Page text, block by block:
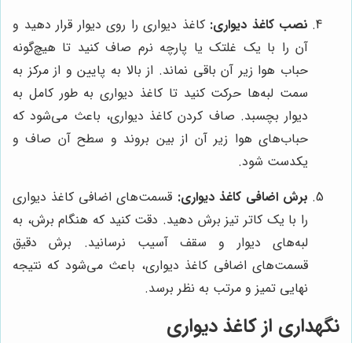
نصب کاغذ دیواری: کاغذ دیواری را روی دیوار قرار دهید و
آن را با یک غلتک یا پارچه نرم صاف کنید تا هیچ‌گونه
حباب هوا زیر آن باقی نماند. از بالا به پایین و از مرکز به
سمت لبه‌ها حرکت کنید تا کاغذ دیواری به طور کامل به
دیوار بچسبد. صاف کردن کاغذ دیواری، باعث می‌شود که
حباب‌های هوا زیر آن از بین بروند و سطح آن صاف و
یکدست شود.
برش اضافی کاغذ دیواری: قسمت‌های اضافی کاغذ دیواری
را با یک کاتر تیز برش دهید. دقت کنید که هنگام برش، به
لبه‌های دیوار و سقف آسیب نرسانید. برش دقیق
قسمت‌های اضافی کاغذ دیواری، باعث می‌شود که نتیجه
نهایی تمیز و مرتب به نظر برسد.
نگهداری از کاغذ دیواری